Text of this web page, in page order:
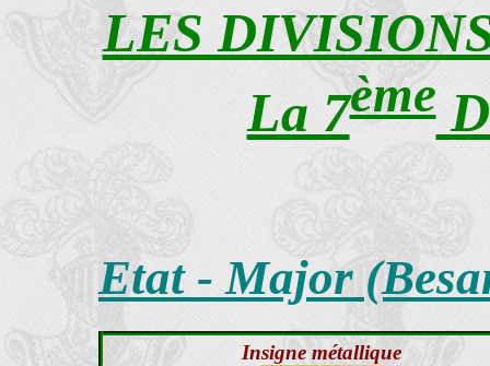
LES
La 7ème
Etat - Major
Insigne métallique